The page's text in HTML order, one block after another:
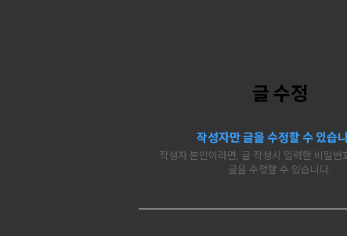
글 수정
작성자만 글을 수정할 수 있습
작성자 본인이라면, 글 작성시 입력한 비밀번
글을 수정할 수 있습니다.